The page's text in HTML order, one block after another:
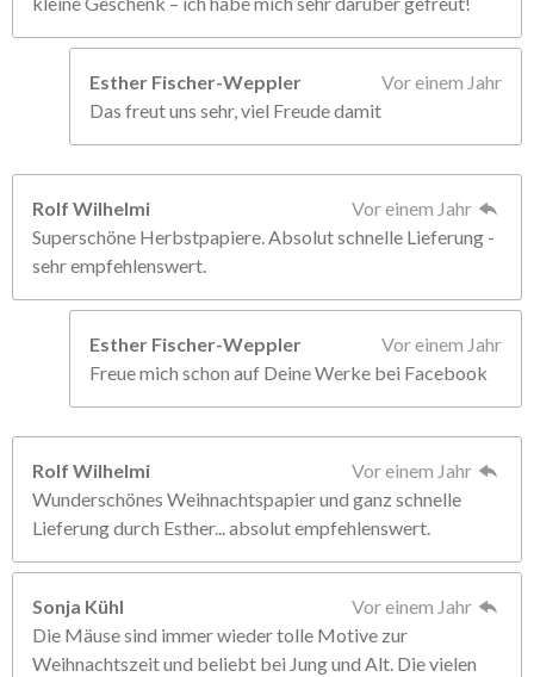
Esther Fischer-Weppler
Vor einem Jahr
Das freut uns sehr, viel Freude damit
Rolf Wilhelmi
Vor einem Jahr
Superschöne Herbstpapiere. Absolut schnelle Lieferung -
sehr empfehlenswert.
Esther Fischer-Weppler
Vor einem Jahr
Freue mich schon auf Deine Werke bei Facebook
Rolf Wilhelmi
Vor einem Jahr
Wunderschönes Weihnachtspapier und ganz schnelle
Lieferung durch Esther... absolut empfehlenswert.
Sonja Kühl
Vor einem Jahr
Die Mäuse sind immer wieder tolle Motive zur
Weihnachtszeit und beliebt bei Jung und Alt. Die vielen